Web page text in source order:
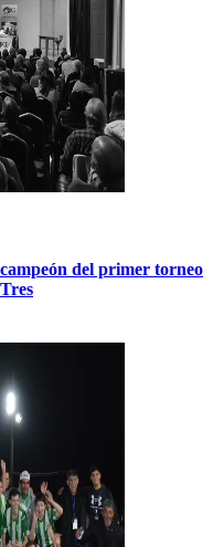
del primer torneo